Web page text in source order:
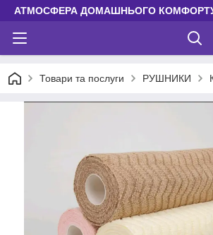
АТМОСФЕРА ДОМАШНЬОГО
Товари та послуги РУШНИКИ